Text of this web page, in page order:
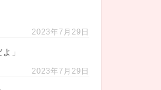
2023年7月29日
」
2023年7月29日